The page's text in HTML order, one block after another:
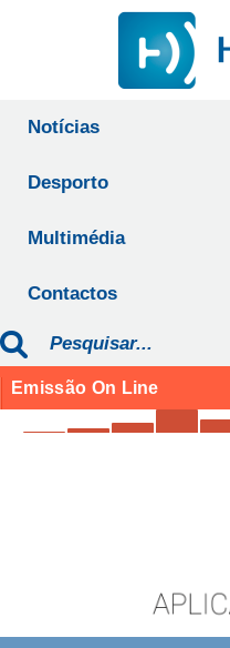
Notícias
Desporto
Multimédia
Contactos
Emissão On Line